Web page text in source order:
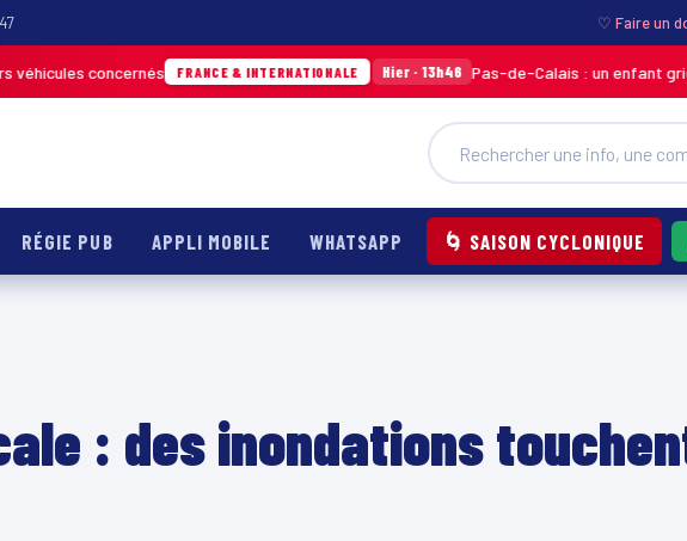
♡ Faire un
FRANCE & INTERNATIONALE Hier · 13h46 Pas-de-Calais : un enfant grièvement
RÉGIE PUB APPLI MOBILE WHATSAPP 🌀 SAISON CYCLONIQUE
: des inondations